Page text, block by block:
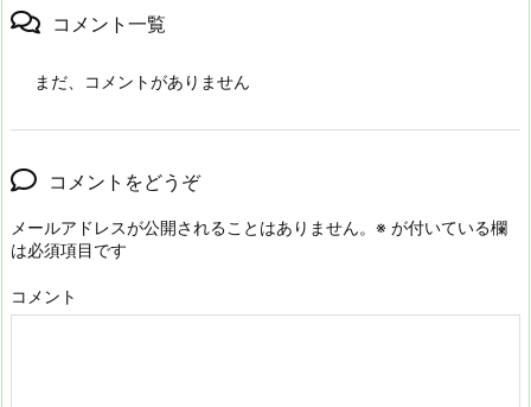
コメント一覧
まだ、コメントがありません
コメントをどうぞ
メールアドレスが公開されることはありません。 ※ が付いている欄
は必須項目です
コメント